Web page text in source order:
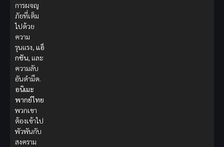
การผจญ
ภัยที่เต็ม
ไปด้วย
ความ
รุนแรง, แอ็
กชัน, และ
ความลับ
อันดำมืด.
อนิเมะ
พากย์ไทย
พวกเขา
ต้องเข้าไป
พัวพันกับ
สงคราม